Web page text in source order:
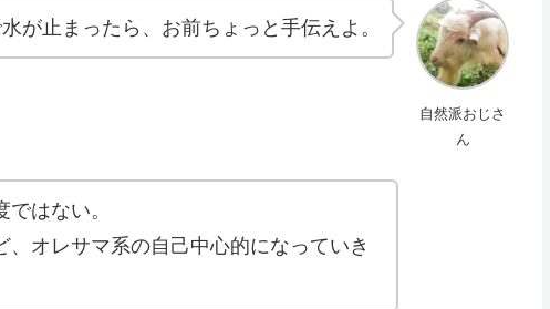
自然派おじさ
ん
が止まったら、お前ちょっと手伝えよ。
ではない。
、オレサマ系の自己中心的になっていき